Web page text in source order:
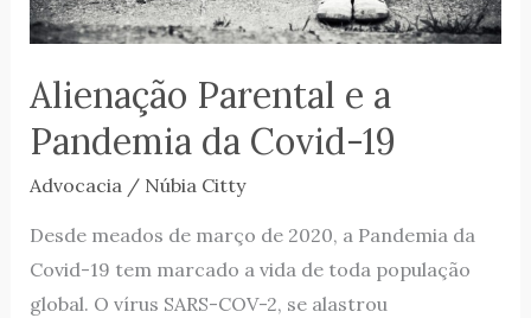
Alienação Parental e a
Pandemia da Covid-19
Advocacia/ Núbia Citty
Desde meados de março de 2020, a Pandemia da
Covid-19 tem marcado a vida de toda população
global. O vírus SARS-COV-2, se alastrou